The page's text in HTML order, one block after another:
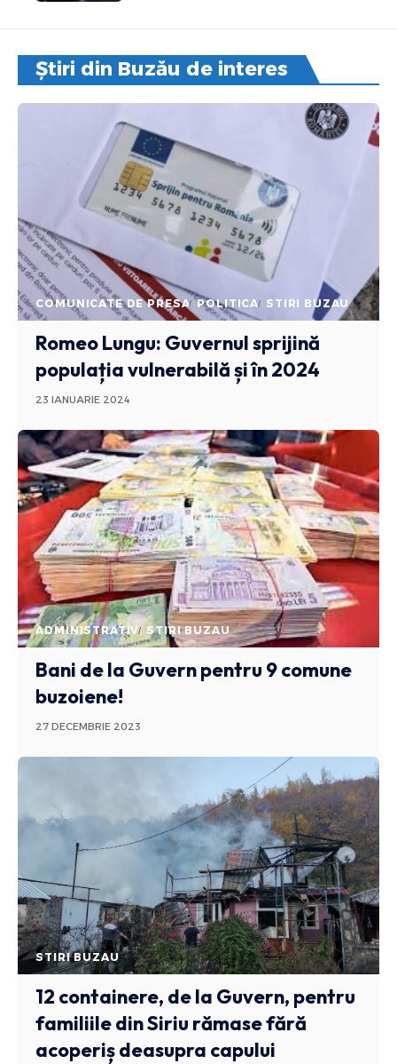
Știri din Buzău de interes
COMUNICATE DE PRESA POLITICA STIRI BUZAU
Romeo Lungu: Guvernul sprijină
populația vulnerabilă și în 2024
23 IANUARIE 2024
ADMINISTRATIV STIRI BUZAU
Bani de la Guvern pentru 9 comune
buzoiene!
27 DECEMBRIE 2023
STIRI BUZAU
12 containere, de la Guvern, pentru
familiile din Siriu rămase fără
acoperiș deasupra capului